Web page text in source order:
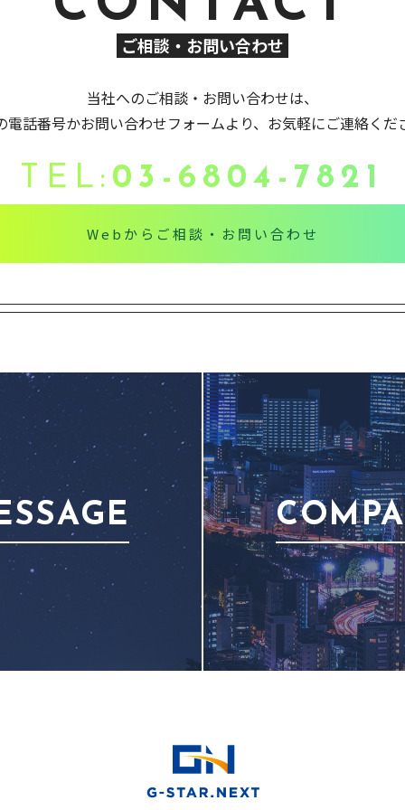
ご相談・お問い合わせ
当社へのご相談・お問い合わせは、
電話番号かお問い合わせフォームより、お気軽にご連絡くだ
TEL: 03-6804-7821
Webからご相談・お問い合わせ